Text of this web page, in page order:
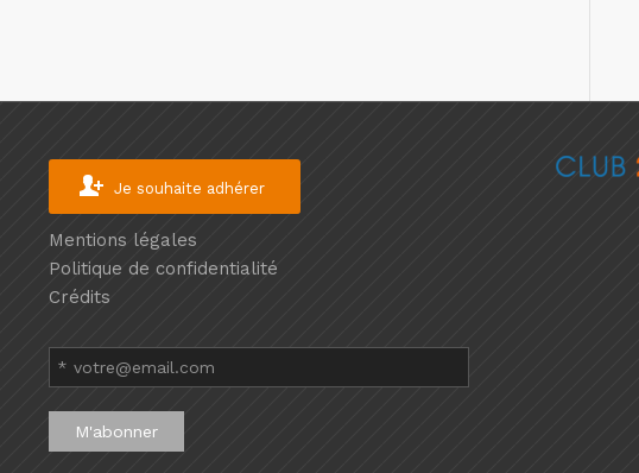
Je souhaite adhérer
Mentions légales
Politique de confidentialité
Crédits